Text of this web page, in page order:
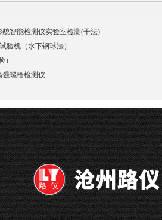
貌智能检测仪实验室检测(干法)
验机（水下钢球法）
）
强螺栓检测仪